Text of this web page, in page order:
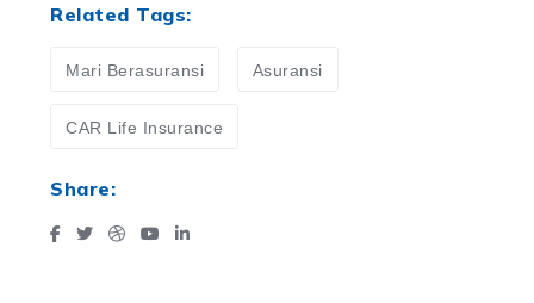
Related Tags:
Mari Berasuransi Asuransi
CAR Life Insurance
Share: